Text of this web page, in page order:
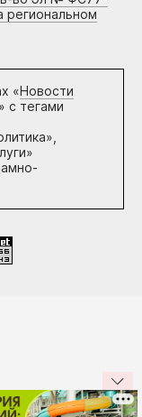
региональном
«Новости
» с тегами